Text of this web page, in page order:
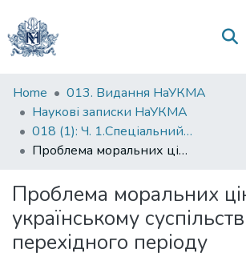
Communities
&
Collections
All of DSpace
Statistics
Home
013. Видання НаУКМА
Наукові записки НаУКМА
018 (1): Ч. 1.Спеціальний випуск
Проблема моральних цінностей в українському суспільстві перехідного періоду
Проблема моральних
українському
перехідного періоду